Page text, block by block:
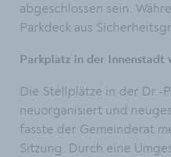
abgeschlossen sein.
Parkdeck aus
Parkplatz in der Innenstadt
Die Stellplätze in der Dr.-
neuorganisiert und
fasste der Gemeinderat
Sitzung. Durch eine